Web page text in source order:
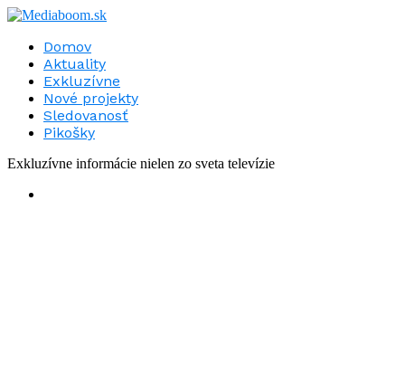
Domov
Aktuality
Exkluzívne
Nové projekty
Sledovanosť
Pikošky
Exkluzívne informácie nielen zo sveta televízie